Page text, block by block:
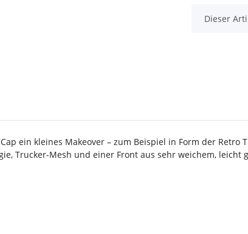
x
Dieser
ein kleines Makeover – zum Beispiel in Form der Retro
Trucker-Mesh und einer Front aus sehr weichem,